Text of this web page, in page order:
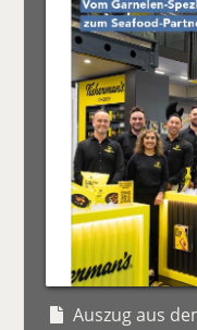
Auszug aus